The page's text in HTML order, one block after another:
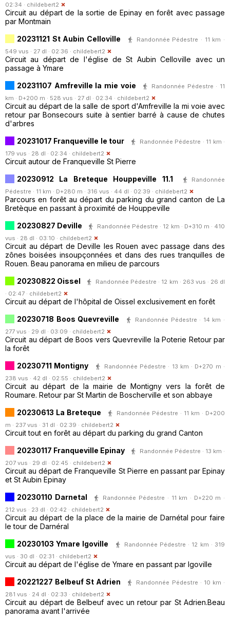
02:34 · childebert2
Circuit au départ de la sortie de Epinay en forêt avec passage
par Montmain
20231121 St Aubin Celloville
Randonnée Pédestre · 11 km ·
549 vus · 27 dl · 02:36 · childebert2
Circuit au départ de l'église de St Aubin Celloville avec un
passage à Ymare
20231107 Amfreville la mie voie
Randonnée Pédestre · 11
km · D+200 m · 528 vus · 27 dl · 02:34 · childebert2
Circuit au départ de la salle de sport d'Amfreville la mi voie avec
retour par Bonsecours suite à sentier barré à cause de chutes
d'arbres
20231017 Franqueville le tour
Randonnée Pédestre · 11 km ·
179 vus · 28 dl · 02:34 · childebert2
Circuit autour de Franqueville St Pierre
20230912 La Breteque Houppeville 11.1
Randonnée
Pédestre · 11 km · D+280 m · 316 vus · 44 dl · 02:39 · childebert2
Parcours en forêt au départ du parking du grand canton de La
Bretèque en passant à proximité de Houppeville
20230827 Deville
Randonnée Pédestre · 12 km · D+310 m · 410
vus · 28 dl · 03:10 · childebert2
Circuit au départ de Deville les Rouen avec passage dans des
zônes boisées insoupçonnées et dans des rues tranquilles de
Rouen. Beau panorama en milieu de parcours
20230822 Oissel
Randonnée Pédestre · 12 km · 263 vus · 26 dl
· 02:47 · childebert2
Circuit au départ de l'hôpital de Oissel exclusivement en forêt
20230718 Boos Quevreville
Randonnée Pédestre · 14 km ·
277 vus · 29 dl · 03:09 · childebert2
Circuit au départ de Boos vers Quevreville la Poterie Retour par
la forêt
20230711 Montigny
Randonnée Pédestre · 13 km · D+270 m ·
238 vus · 42 dl · 02:55 · childebert2
Circuit au départ de la mairie de Montigny vers la forêt de
Roumare. Retour par St Martin de Boscherville et son abbaye
20230613 La Breteque
Randonnée Pédestre · 11 km · D+200
m · 237 vus · 31 dl · 02:39 · childebert2
Circuit tout en forêt au départ du parking du grand Canton
20230117 Franqueville Epinay
Randonnée Pédestre · 13 km ·
207 vus · 29 dl · 02:45 · childebert2
Circuit au départ de Franqueville St Pierre en passant par Epinay
et St Aubin Epinay
20230110 Darnetal
Randonnée Pédestre · 11 km · D+220 m ·
212 vus · 23 dl · 02:42 · childebert2
Circuit au départ de la place de la mairie de Darnétal pour faire
le tour de Darnéral
20230103 Ymare Igoville
Randonnée Pédestre · 12 km · 319
vus · 30 dl · 02:31 · childebert2
Circuit au départ de l'église de Ymare en passant par Igoville
20221227 Belbeuf St Adrien
Randonnée Pédestre · 10 km ·
281 vus · 24 dl · 02:33 · childebert2
Circuit au départ de Belbeuf avec un retour par St Adrien.Beau
panorama avant l'arrivée